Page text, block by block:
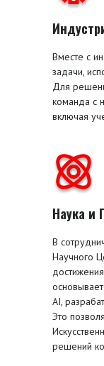
Вместе с
задачи,
Для
команда с
включая
Наука и
В
Научного
AI,
Это
решений